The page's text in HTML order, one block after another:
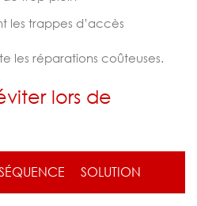
les trappes d’accès
les réparations coûteuses.
lors de
SOLUTION